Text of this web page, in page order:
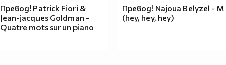
Превод! Patrick Fiori &
Jean-jacques Goldman -
Quatre mots sur un piano
Превод! Najoua Belyzel - M
(hey, hey, hey)